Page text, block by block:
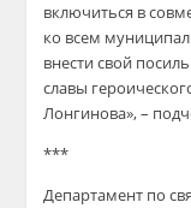
включиться в
ко всем
внести свой
славы
Лонгинова», –
***
Департамент по